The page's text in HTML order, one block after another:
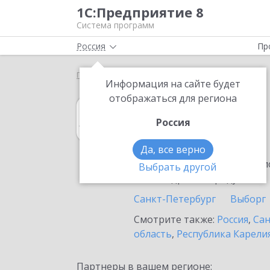
1С:Предприятие 8
Система программ
Россия
Информация на сайте будет
отображаться для региона
Россия
Да, все верно
Выбрать другой
Главная
1С:Архив
в Волхове
Ознакомьтесь с
Санкт-Петербург
Выборг
Смотрите также: Россия,
область, Республика
Партнеры в вашем регионе: